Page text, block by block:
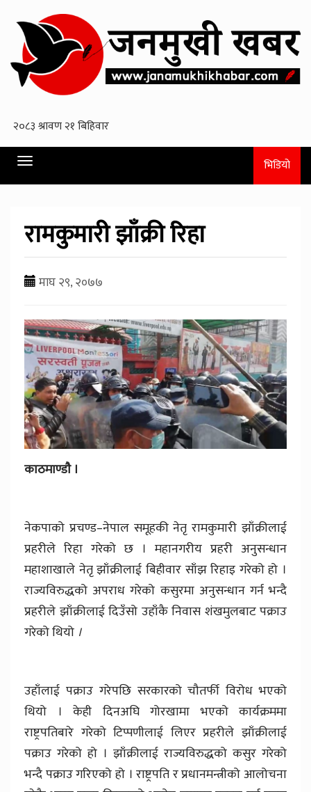
Toggle
navigation
भिडियो
रामकुमारी झाँक्री रिहा
माघ २९, २०७७
काठमाण्डाै ।
नेकपाको प्रचण्ड–नेपाल समूहकी नेतृ रामकुमारी झाँक्रीलाई
प्रहरीले रिहा गरेको छ । महानगरीय प्रहरी अनुसन्धान
महाशाखाले नेतृ झाँक्रीलाई बिहीवार साँझ रिहाइ गरेको हो ।
राज्यविरुद्धको अपराध गरेको कसुरमा अनुसन्धान गर्न भन्दै
प्रहरीले झाँक्रीलाई दिउँसो उहाँकै निवास शंखमुलबाट पक्राउ
गरेको थियो ।
उहाँलाई पक्राउ गरेपछि सरकारको चौतर्फी विरोध भएको
थियो । केही दिनअघि गोरखामा भएको कार्यक्रममा
राष्ट्रपतिबारे गरेको टिप्पणीलाई लिएर प्रहरीले झाँक्रीलाई
पक्राउ गरेको हो । झाँक्रीलाई राज्यविरुद्धको कसुर गरेको
भन्दै पक्राउ गरिएको हो । राष्ट्रपति र प्रधानमन्त्रीको आलोचना